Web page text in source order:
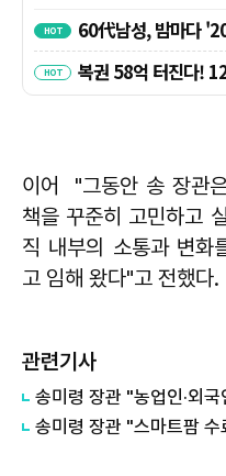
이어 "그동안 송 장관
책을 꾸준히 고민하고
직 내부의 소통과 변화
고 임해 왔다"고 전했다.
관련기사